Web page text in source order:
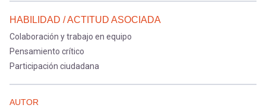
HABILIDAD / ACTITUD ASOCIADA
Colaboración y trabajo en equipo
Pensamiento crítico
Participación ciudadana
AUTOR